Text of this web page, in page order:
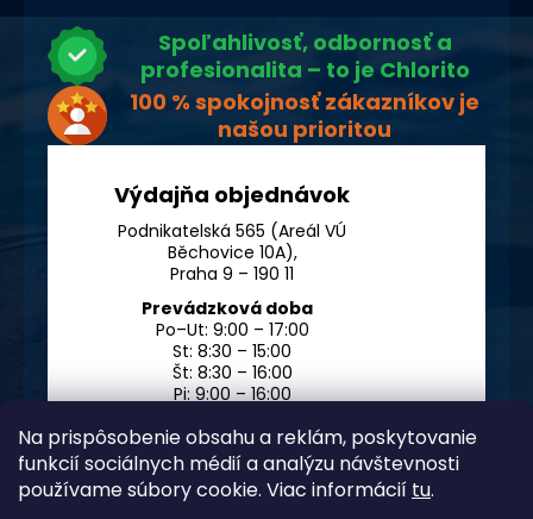
Na prispôsobenie obsahu a reklám, poskytovanie
funkcií sociálnych médií a analýzu návštevnosti
používame súbory cookie. Viac informácií tu.
Spoľahlivosť, odbornosť a
profesionalita – to je Chlorito
100 % spokojnosť zákazníkov je
našou prioritou
Výdajňa objednávok
Podnikatelská 565 (Areál VÚ
Běchovice 10A),
Praha 9 – 190 11
Prevádzková doba
Po–Ut: 9:00 – 17:00
St: 8:30 – 15:00
Št: 8:30 – 16:00
Pi: 9:00 – 16:00